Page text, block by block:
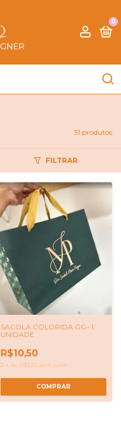
0
51 produtos
FILTRAR
SACOLA COLORIDA GG- 1
UNIDADE
R$10,50
2 x de R$5,25 sem juros
COMPRAR